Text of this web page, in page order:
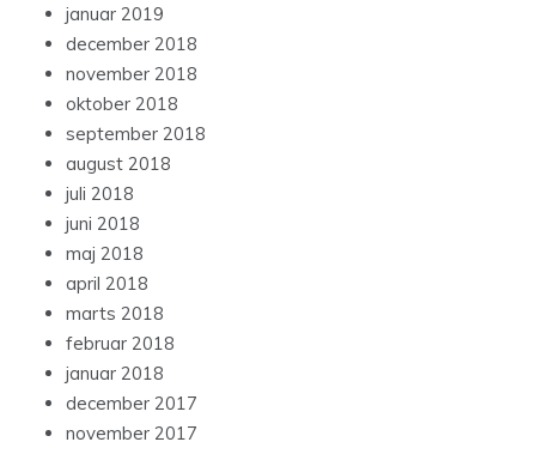
januar 2019
december 2018
november 2018
oktober 2018
september 2018
august 2018
juli 2018
juni 2018
maj 2018
april 2018
marts 2018
februar 2018
januar 2018
december 2017
november 2017